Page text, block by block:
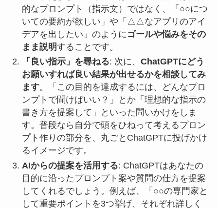
的なプロンプト（指示文）ではなく、「○○につ
いての要約が欲しい」や「△△なアプリのアイ
デアを出したい」のように ゴールや悩みをその
まま説明することです。
「良い指示」を尋ねる: 次に、 ChatGPTにどう
お願いすれば良い結果が出せるかを相談してみ
ます。「この目的を達成するには、どんなプロ
ンプトで聞けばいい？」とか「理想的な指示の
書き方を提案して」といった問いかけをしま
す。普段なら自分で頭をひねって考えるプロン
プト作りの部分を、丸ごとChatGPTに投げかけ
るイメージです。
AIからの提案を活用する: ChatGPTはあなたの
目的に沿ったプロンプト案や質問の仕方を提案
してくれるでしょう。例えば、「○○の専門家と
して重要ポイントを3つ挙げ、それぞれ詳しく